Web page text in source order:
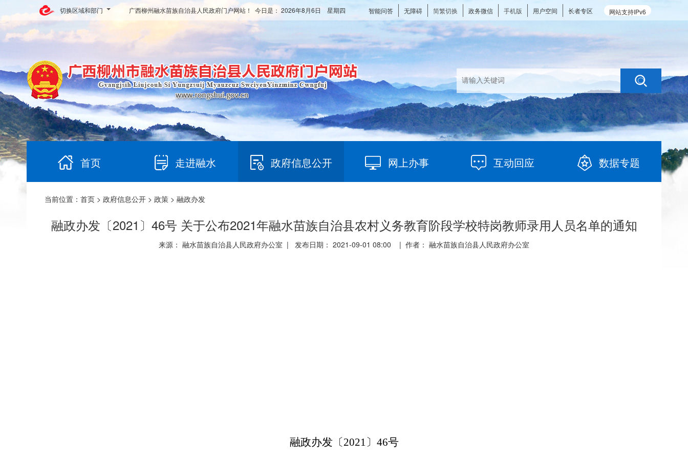
切换区域和部门 网站支持IPv6
智能问答 无障碍 简繁切换 政务微信 手机版 用户空间 长者专区
广西柳州融水苗族自治县人民政府门户网站！ 今日是： 2026年8月6日 星期四
首页 走进融水 政府信息公开 网上办事 互动回应 数据专题
当前位置： 首页 > 政府信息公开 > 政策 > 融政办发
融政办发〔2021〕46号 关于公布2021年融水苗族自治县农村义务教育阶段学校特岗教师录用人员名单的通知
来源： 融水苗族自治县人民政府办公室 | 发布日期： 2021-09-01 08:00 | 作者： 融水苗族自治县人民政府办公室
融政办发 〔2021 〕 46号